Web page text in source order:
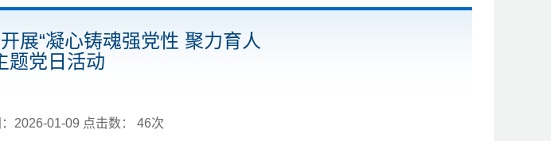
展“凝心铸魂强党性 聚力育人
题党日活动
2026-01-09 点击数： 46次